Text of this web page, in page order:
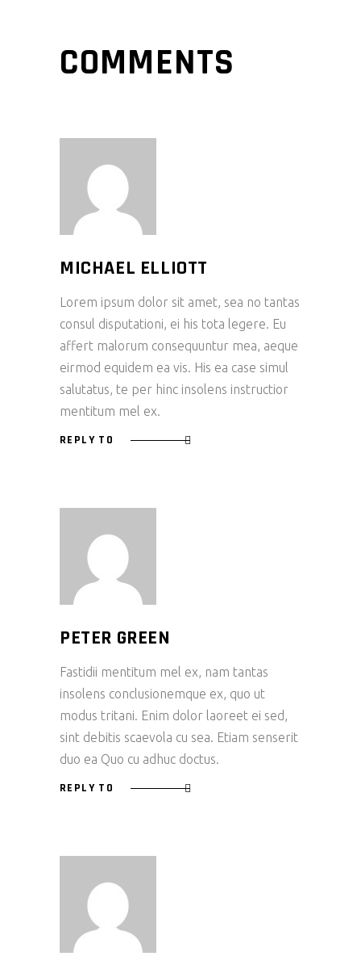
COMMENTS
MICHAEL ELLIOTT
Lorem ipsum dolor sit amet, sea no tantas
consul disputationi, ei his tota legere. Eu
affert malorum consequuntur mea, aeque
eirmod equidem ea vis. His ea case simul
salutatus, te per hinc insolens instructior
mentitum mel ex.
REPLY TO
PETER GREEN
Fastidii mentitum mel ex, nam tantas
insolens conclusionemque ex, quo ut
modus tritani. Enim dolor laoreet ei sed,
sint debitis scaevola cu sea. Etiam senserit
duo ea Quo cu adhuc doctus.
REPLY TO